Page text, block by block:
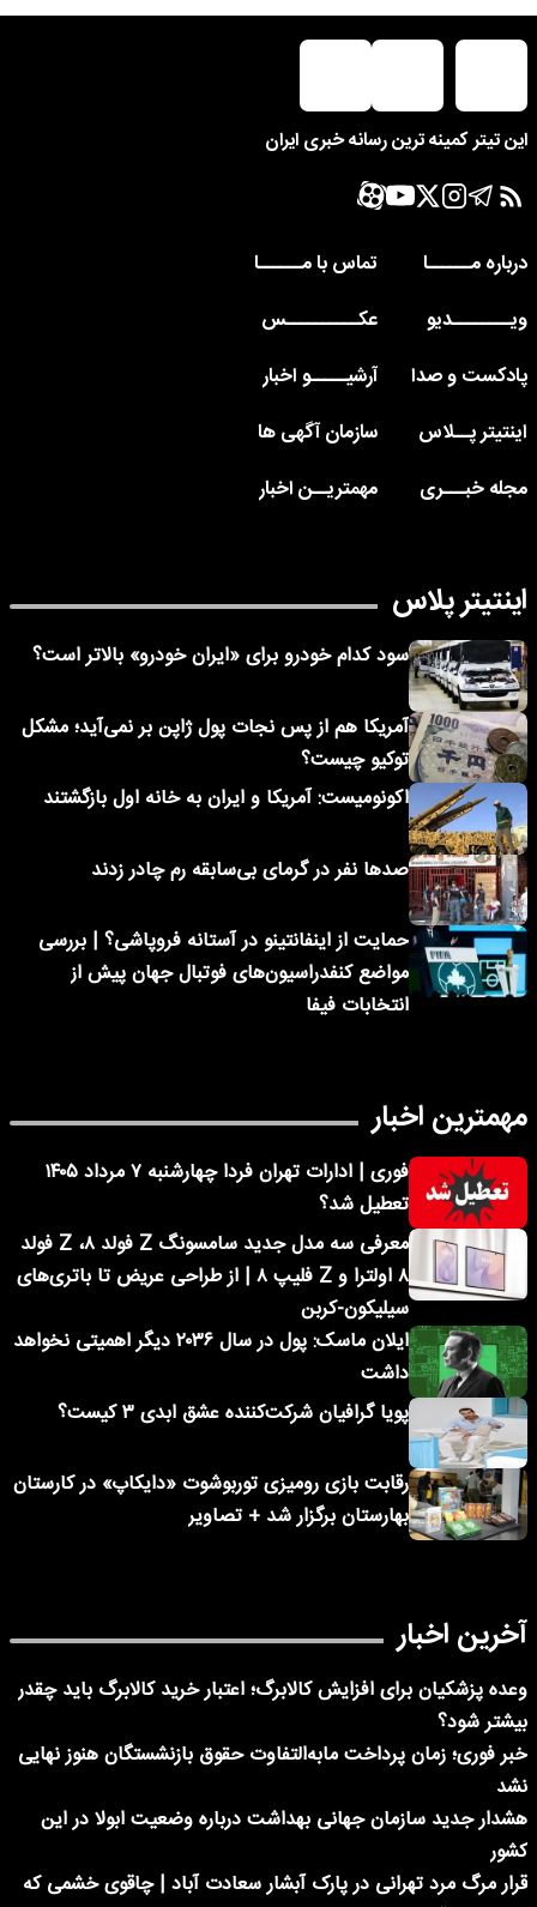
این تیتر کمینه ترین رسانه خبری ایران
درباره مــــــا
تماس با مــــــا
ویــــــــدیو
عکــــــــــس
پادکست و صدا
آرشیـــــو اخبار
اینتیتر پــلاس
سازمان آگهی ها
مجله خبـــری
مهمتریــن اخبار
اینتیتر پلاس
سود کدام خودرو برای «ایران خودرو» بالاتر است؟
آمریکا هم از پس نجات پول ژاپن بر نمی‌آید؛ مشکل
توکیو چیست؟
اکونومیست: آمریکا و ایران به خانه اول بازگشتند
صدها نفر در گرمای بی‌سابقه رم چادر زدند
حمایت از اینفانتینو در آستانه فروپاشی؟ | بررسی
مواضع کنفدراسیون‌های فوتبال جهان پیش از
انتخابات فیفا
مهمترین اخبار
فوری | ادارات تهران فردا چهارشنبه ۷ مرداد ۱۴۰۵
تعطیل شد؟
معرفی سه مدل جدید سامسونگ Z فولد ۸، Z فولد
۸ اولترا و Z فلیپ ۸ | از طراحی عریض تا باتری‌های
سیلیکون-کربن
ایلان ماسک: پول در سال ۲۰۳۶ دیگر اهمیتی نخواهد
داشت
پویا گرافیان شرکت‌کننده عشق ابدی ۳ کیست؟
رقابت بازی رومیزی توربوشوت «دایکاپ» در کارستان
بهارستان برگزار شد + تصاویر
آخرین اخبار
وعده پزشکیان برای افزایش کالابرگ؛ اعتبار خرید کالابرگ باید چقدر
بیشتر شود؟
خبر فوری؛ زمان پرداخت مابه‌التفاوت حقوق بازنشستگان هنوز نهایی
نشد
هشدار جدید سازمان جهانی بهداشت درباره وضعیت ابولا در این
کشور
قرار مرگ مرد تهرانی در پارک آبشار سعادت آباد | چاقوی خشمی که